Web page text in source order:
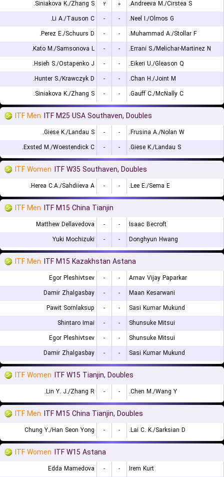
Siniakova K./Zhang S. ۲ ۰
Andreeva M./Cirstea S.
Li A./Tauson C.
- -
Neel I./Olmos G.
Perez E./Schuurs D.
- -
Muhammad A./Stollar F.
Kato M./Samsonova L.
- -
Errani S./Melichar-Martinez N.
Hsieh S./Ostapenko J.
- -
Eikeri U./Gleason Q.
Hunter S./Krawczyk D.
- -
Chan H./Joint M.
Siniakova K./Zhang S.
- - Gauff C./McNally C.
ITF Men ITF M25 USA Southaven, Doubles
Giese K./Landau S. - -
Frusina A./Nolan W.
Exsted M./Woestendick C.
- - Giese K./Landau S.
ITF Women ITF W35 Southaven, Doubles
Herea C.A./Sahdiieva A. - - Lee E./Sema E.
ITF Men ITF M15 China Tianjin
Matthew Dellavedova - -
Isaac Becroft
Yuki Mochizuki
- - Donghyun Hwang
ITF Men ITF M15 Kazakhstan Astana
Egor Pleshivtsev - -
Arnav Vijay Paparkar
Damir Zhalgasbay
- -
Maan Kesarwani
Pawit Sornlaksup
- -
Sasi Kumar Mukund
Shintaro Imai
- -
Shunsuke Mitsui
Egor Pleshivtsev
- -
Shunsuke Mitsui
Damir Zhalgasbay
- - Sasi Kumar Mukund
ITF Women ITF W15 Tianjin, Doubles
Lin Y. J./Zhang R. - - Chen M./Wang Y.
ITF Men ITF M15 China Tianjin, Doubles
Chung Y./Han Seon Yong - - Lai C. K./Sarksian D.
ITF Women ITF W15 Astana
Edda Mamedova - -
Irem Kurt